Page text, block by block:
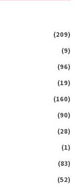
(209)
(9)
(96)
(19)
(160)
(90)
(28)
(1)
(83)
(52)